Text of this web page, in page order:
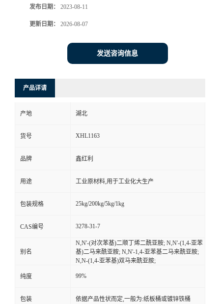
发布日期： 2023-08-11
更新日期： 2026-08-07
发送咨询信息
产品详请
产地 湖北
货号 XHL1163
品牌 鑫红利
用途 工业原材料,用于工业化大生产
包装规格 25kg/200kg/5kg/1kg
CAS编号 3278-31-7
别名
N,N'-(对次苯基)二顺丁烯二酰亚胺; N,N'-(1,4-亚苯
基)二马来酰亚胺; N,N'-1,4-亚苯基二马来酰亚胺;
N,N-(1,4-亚苯基)双马来酰亚胺;
纯度 99%
包装 依据产品性状而定,一般为:纸板桶或镀锌铁桶